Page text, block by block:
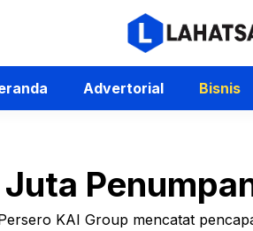
Advertorial Bisnis
KAI Group mencatat